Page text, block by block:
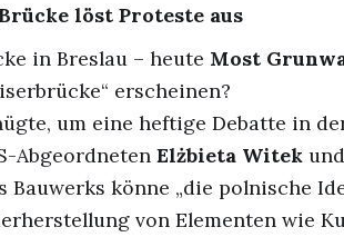
löst Proteste aus
in Breslau – heute Most
erscheinen?
um eine heftige Debatte in
AbgeordnetenElżbieta Witek
Bauwerks könne „die polnische
von Elementen wie